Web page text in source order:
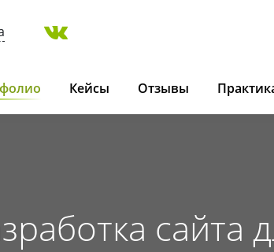
Кейсы Отзывы
сайта